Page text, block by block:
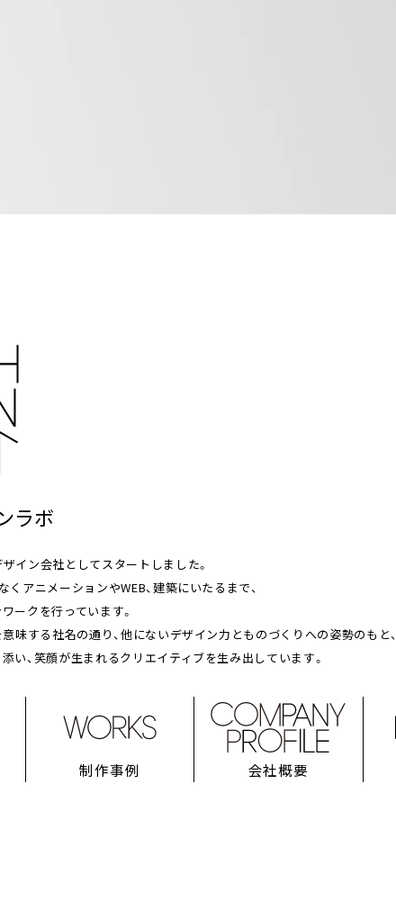
ラボ
イン会社としてスタートしました。
くアニメーションやWEB、建築にいたるまで、
ークを行っています。
味する社名の通り、他にないデザイン⼒とものづくりへの姿勢のもと、
い、笑顔が生まれるクリエイティブを生み出しています。
制作事例 会社概要